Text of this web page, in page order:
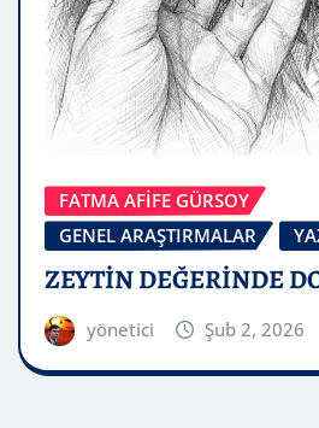
FATMA AFİFE GÜRSOY
GENEL ARAŞTIRMALAR
ZEYTİN DEĞERİNDE
yönetici Şub 2, 2026